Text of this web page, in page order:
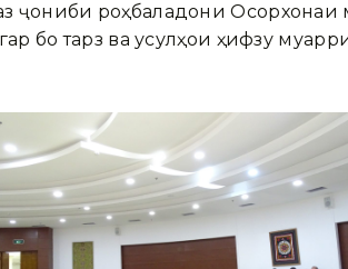
ҷониби роҳбаладони Осорхонаи
бо тарз ва усулҳои ҳифзу